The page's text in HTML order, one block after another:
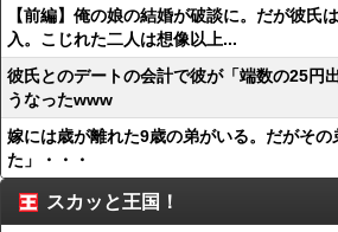
【前編】俺の娘の結婚が破談に。だが彼氏
入。こじれた二人は想像以上...
彼氏とのデートの会計で彼が「端数の25円
うなったwww
嫁には歳が離れた9歳の弟がいる。だがその
た」・・・
スカッと王国！